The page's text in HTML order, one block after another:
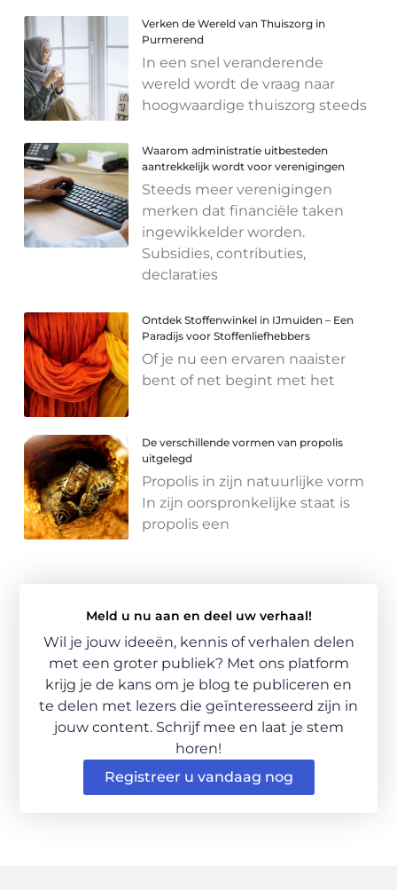
Verken de Wereld van Thuiszorg in
Purmerend
In een snel veranderende
wereld wordt de vraag naar
hoogwaardige thuiszorg steeds
Waarom administratie uitbesteden
aantrekkelijk wordt voor verenigingen
Steeds meer verenigingen
merken dat financiële taken
ingewikkelder worden.
Subsidies, contributies,
declaraties
Ontdek Stoffenwinkel in IJmuiden – Een
Paradijs voor Stoffenliefhebbers
Of je nu een ervaren naaister
bent of net begint met het
De verschillende vormen van propolis
uitgelegd
Propolis in zijn natuurlijke vorm
In zijn oorspronkelijke staat is
propolis een
Meld u nu aan en deel uw verhaal!
Wil je jouw ideeën, kennis of verhalen delen
met een groter publiek? Met ons platform
krijg je de kans om je blog te publiceren en
te delen met lezers die geïnteresseerd zijn in
jouw content. Schrijf mee en laat je stem
horen!
Registreer u vandaag nog